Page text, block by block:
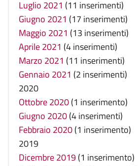
Luglio 2021 (11 inserimenti)
Giugno 2021 (17 inserimenti)
Maggio 2021 (13 inserimenti)
Aprile 2021 (4 inserimenti)
Marzo 2021 (11 inserimenti)
Gennaio 2021 (2 inserimenti)
2020
Ottobre 2020(1 inserimento)
Giugno 2020(4 inserimenti)
Febbraio 2020(1 inserimento)
2019
Dicembre 2019(1 inserimento)